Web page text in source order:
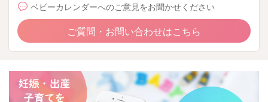
ベビーカレンダーへのご意見をお聞かせください
ご質問・お問い合わせはこちら